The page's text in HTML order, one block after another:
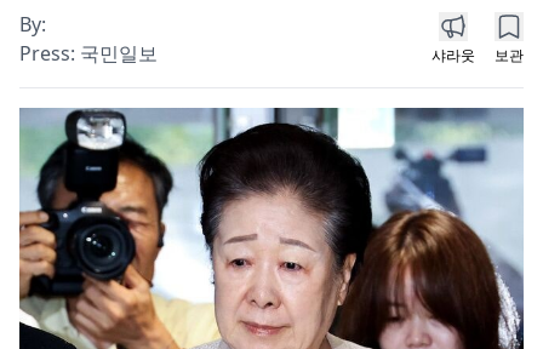
By:
Press: 국민일보 샤라웃 보관